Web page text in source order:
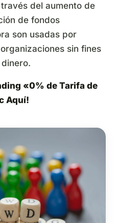
del aumento de
de fondos
son usadas por
sin fines
«0% de Tarifa de
Aquí!